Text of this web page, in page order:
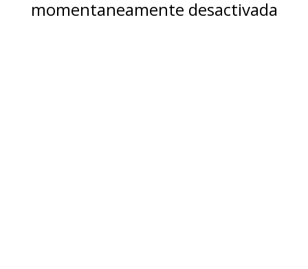
momentaneamente desactivada